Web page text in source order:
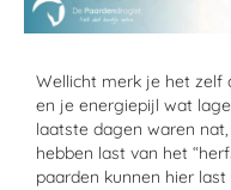
Wellicht merk je het zelf
en je energiepijl wat
laatste dagen waren
hebben last van het
paarden kunnen hier last